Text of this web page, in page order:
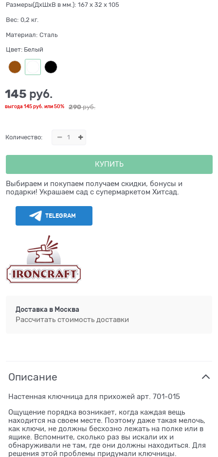
Размеры(ДхШхВ в мм.): 167 x 32 x 105
Вес: 0,2 кг.
Материал: Сталь
Цвет: Белый
290 руб.
145 руб.
выгода 145 руб. или50%
Количество:
КУПИТЬ
Выбираем и покупаем получаем скидки, бонусы и
подарки! Украшаем сад с супермаркетом Хитсад.
TELEGRAM
Доставка в Москва
Рассчитать стоимость доставки
Описание
Настенная ключница для прихожей арт. 701-015
Ощущение порядка возникает, когда каждая вещь
находится на своем месте. Поэтому даже такая мелочь,
как ключи, не должны бесхозно лежать на полке или в
ящике. Вспомните, сколько раз вы искали их и
обнаруживали не там, где они должны находиться. Для
решения этой проблемы придумали ключницы.